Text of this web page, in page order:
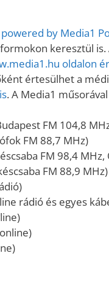
by Media1
keresztül
oldalon
értesülhet a
. A Media1
FM 104,8
FM 88,7 MHz)
FM 98,4
FM 88,9 MHz)
rádió és egyes